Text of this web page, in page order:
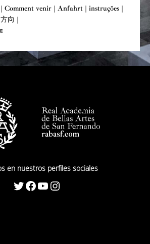
Comment venir | Anfahrt | instruções |
向 |
en nuestros perfiles sociales
Twitter Facebook YouTube Instagram